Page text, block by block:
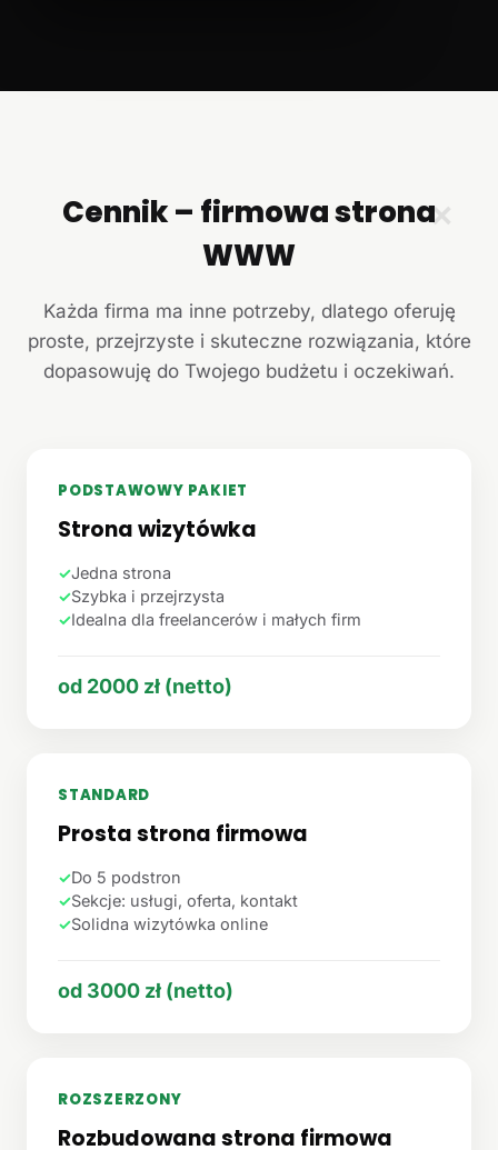
✕
Cennik – firmowa strona
WWW
Każda firma ma inne potrzeby, dlatego oferuję
proste, przejrzyste i skuteczne rozwiązania, które
dopasowuję do Twojego budżetu i oczekiwań.
PODSTAWOWY PAKIET
Strona wizytówka
✓Jedna strona
✓Szybka i przejrzysta
✓Idealna dla freelancerów i małych firm
od 2000 zł (netto)
STANDARD
Prosta strona firmowa
✓Do 5 podstron
✓Sekcje: usługi, oferta, kontakt
✓Solidna wizytówka online
od 3000 zł (netto)
ROZSZERZONY
Rozbudowana strona firmowa